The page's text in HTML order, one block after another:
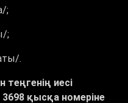
;
;
.
иесі
3698 қысқа номеріне